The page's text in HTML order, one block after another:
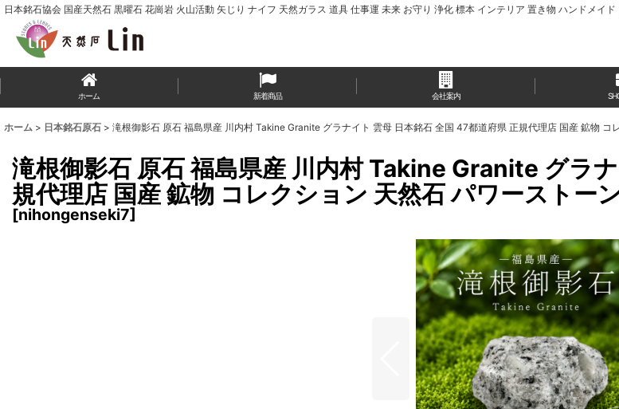
日本銘石協会 国産天然石 黒曜石 花崗岩 火山活動 矢じり ナイフ 天然ガラス 道具 仕事運 未来 お守り 浄化 標本 インテリア 置き物 ハンドメイド
ホーム 新着商品 会社案内
ホーム > 日本銘石原石 > 滝根御影石 原石 福島県産 川内村 Takine Granite グラナイト 雲母 日本銘石 全国 47都道府県 正規代理店 国産 鉱物 コ
滝根御影石 原石 福島県産 川内村 Takine Granite グラ
規代理店 国産 鉱物 コレクション 天然石 パワーストー
[nihongenseki7]